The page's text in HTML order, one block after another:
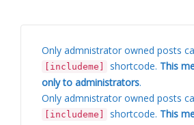
Only admnistrator owned posts
[includeme] shortcode. This
only to administrators.
Only admnistrator owned posts
[includeme] shortcode. This